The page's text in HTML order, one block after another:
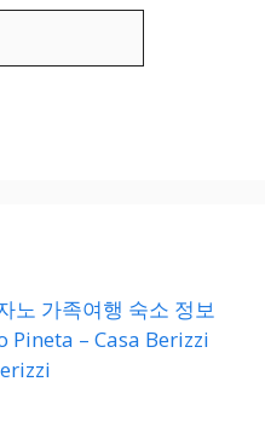
노 가족여행 숙소 정보
Pineta – Casa Berizzi